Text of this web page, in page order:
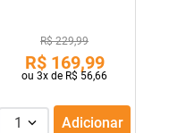
R$ 229,99
R$ 169,99
ou 3x de R$ 56,66
1 Adicionar